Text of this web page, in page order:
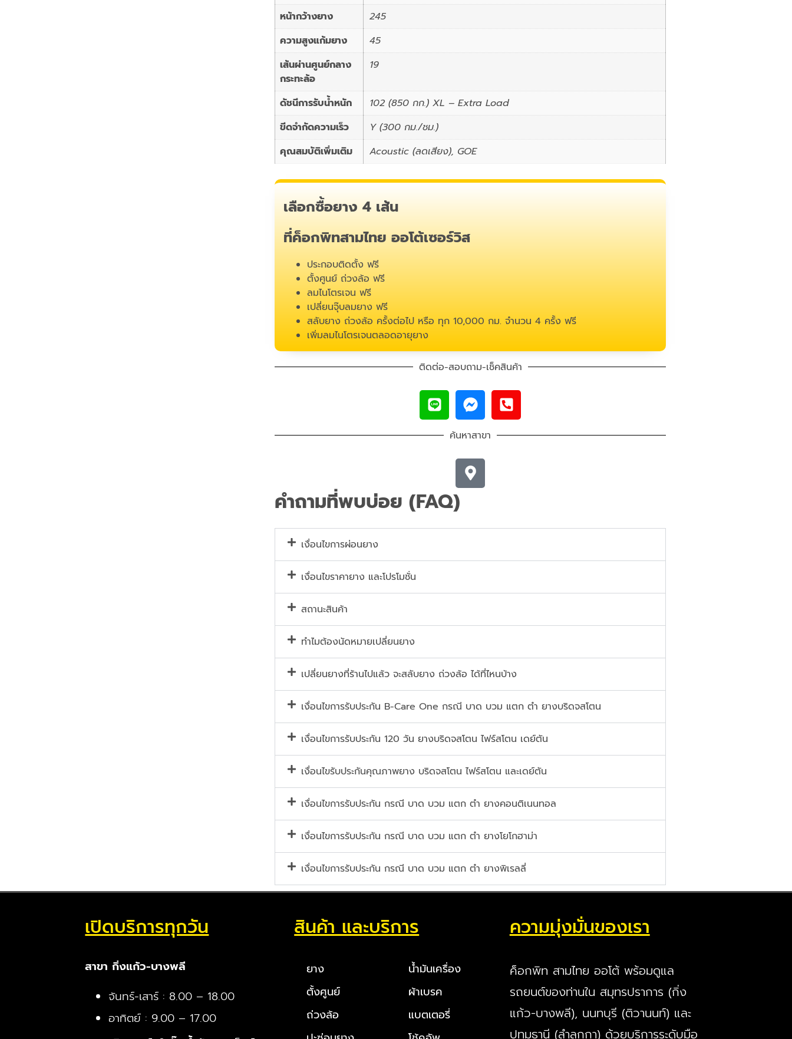
หน้ากว้างยาง
245
ความสูงแก้มยาง
45
เส้นผ่านศูนย์กลาง
กระทะล้อ
19
ดัชนีการรับน้ำหนัก
102 (850 กก.) XL – Extra Load
ขีดจำกัดความเร็ว
Y (300 กม./ชม.)
คุณสมบัติเพิ่มเติม
Acoustic (ลดเสียง), GOE
เลือกซื้อยาง 4 เส้น
ที่ค็อกพิทสามไทย ออโต้เซอร์วิส
ประกอบติดตั้ง ฟรี
ตั้งศูนย์ ถ่วงล้อ ฟรี
ลมไนโตรเจน ฟรี
เปลี่ยนจุ๊บลมยาง ฟรี
สลับยาง ถ่วงล้อ ครั้งต่อไป หรือ ทุก 10,000 กม. จำนวน 4 ครั้ง ฟรี
เพิ่มลมไนโตรเจนตลอดอายุยาง
ติดต่อ-สอบถาม-เช็คสินค้า
ค้นหาสาขา
คำถามที่พบบ่อย (FAQ)
เงื่อนไขการผ่อนยาง
เงื่อนไขราคายาง และโปรโมชั่น
สถานะสินค้า
ทำไมต้องนัดหมายเปลี่ยนยาง
เปลี่ยนยางที่ร้านไปแล้ว จะสลับยาง ถ่วงล้อ ได้ที่ไหนบ้าง
เงื่อนไขการรับประกัน B-Care One กรณี บาด บวม แตก ตำ ยางบริดจสโตน
เงื่อนไขการรับประกัน 120 วัน ยางบริดจสโตน ไฟร์สโตน เดย์ตัน
เงื่อนไขรับประกันคุณภาพยาง บริดจสโตน ไฟร์สโตน และเดย์ตัน
เงื่อนไขการรับประกัน กรณี บาด บวม แตก ตำ ยางคอนติเนนทอล
เงื่อนไขการรับประกัน กรณี บาด บวม แตก ตำ ยางโยโกฮาม่า
เงื่อนไขการรับประกัน กรณี บาด บวม แตก ตำ ยางพิเรลลี่
เปิดบริการทุกวัน
สาขา กิ่งแก้ว-บางพลี
จันทร์-เสาร์ : 8.00 – 18.00
อาทิตย์ : 9.00 – 17.00
สินค้า และบริการ
ยาง
ตั้งศูนย์
ถ่วงล้อ
น้ำมันเครื่อง
ผ้าเบรค
แบตเตอรี่
ความมุ่งมั่นของเรา
ค็อกพิท สามไทย ออโต้ พร้อมดูแล
รถยนต์ของท่านใน สมุทรปราการ (กิ่ง
แก้ว-บางพลี), นนทบุรี (ติวานนท์) และ
ปทุมธานี (ลำลูกกา) ด้วยบริการระดับมือ